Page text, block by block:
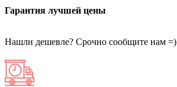
Гарантия лучшей цены
Нашли дешевле? Срочно сообщите нам =)